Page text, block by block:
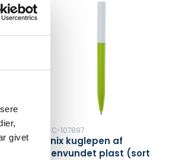
givet
PFC-107897
Unix kuglepen af
genvundet plast (sort